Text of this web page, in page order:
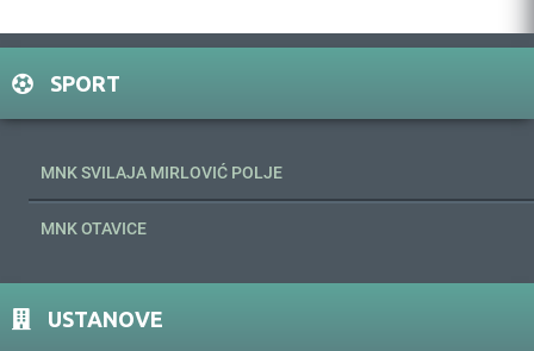
SPORT
MNK SVILAJA MIRLOVIĆ POLJE
MNK OTAVICE
USTANOVE